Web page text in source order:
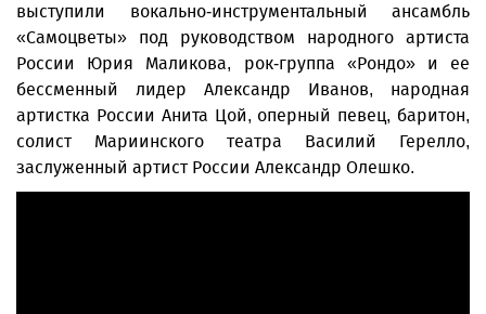
выступили вокально-инструментальный ансамбль
«Самоцветы» под руководством народного артиста
России Юрия Маликова, рок-группа «Рондо» и ее
бессменный лидер Александр Иванов, народная
артистка России Анита Цой, оперный певец, баритон,
солист Мариинского театра Василий Герелло,
заслуженный артист России Александр Олешко.